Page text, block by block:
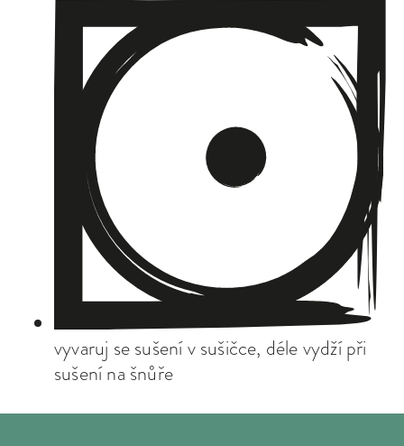
vyvaruj se sušení v sušičce, déle vydží při
sušení na šnůře